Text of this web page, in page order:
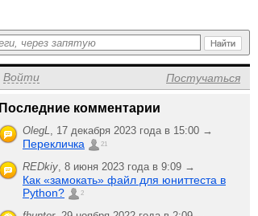
Войти Постучаться
Последние комментарии
OlegL, 17 декабря 2023 года в 15:00 →
Перекличка 21
REDkiy, 8 июня 2023 года в 9:09 →
Как «замокать» файл для юниттеста в
Python?
2